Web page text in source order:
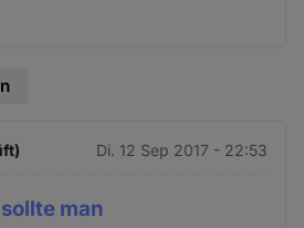
Di. 12 Sep 2017 - 22:53
man